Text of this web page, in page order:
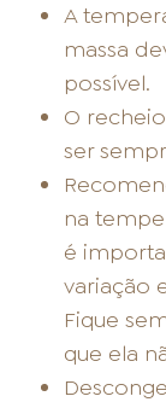
A
massa
possível.
O
ser
na
é
variação
Fique
que ela